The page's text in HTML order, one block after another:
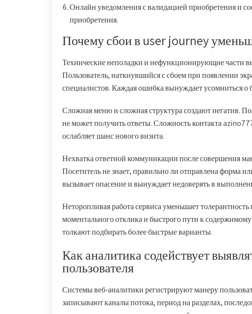
Онлайн уведомления с валидацией приобретения и
приобретения.
Почему сбои в user journey
Технические неполадки и нефункционирующие части
Пользователь, наткнувшийся с сбоем при появлении
специалистов. Каждая ошибка вынуждает усомниться
Сложная меню и сложная структура создают негатив.
не может получить ответы. Сложность контакта
ослабляет шанс нового визита.
Нехватка ответной коммуникации после совершения
Посетитель не знает, правильно ли отправлена форма
вызывает опасение и вынуждает недоверять в
Неторопливая работа сервиса уменьшает
моментального отклика и быстрого пути к
толкают подбирать более быстрые варианты.
Как аналитика содействует
пользователя
Системы веб-аналитики регистрируют манеру
записывают каналы потока, период на разделах,